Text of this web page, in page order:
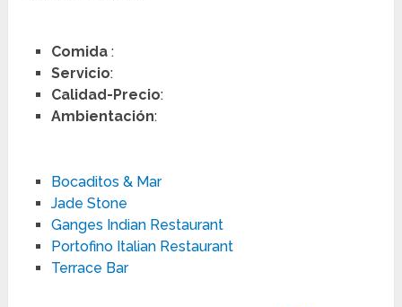
Comida:
Servicio:
Calidad-Precio:
Ambientación:
Bocaditos & Mar
Jade Stone
Ganges Indian Restaurant
Portofino Italian Restaurant
Terrace Bar